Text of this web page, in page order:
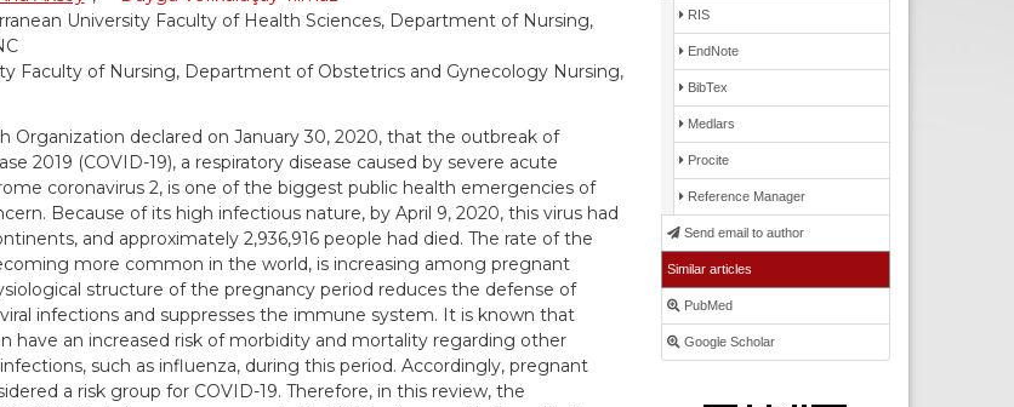
University Faculty of Health Sciences, Department of Nursing,
Faculty of Nursing, Department of Obstetrics and Gynecology Nursing,
Organization declared on January 30, 2020, that the outbreak of
2019 (COVID-19), a respiratory disease caused by severe acute
coronavirus 2, is one of the biggest public health emergencies of
Because of its high infectious nature, by April 9, 2020, this virus had
and approximately 2,936,916 people had died. The rate of the
more common in the world, is increasing among pregnant
structure of the pregnancy period reduces the defense of
infections and suppresses the immune system. It is known that
have an increased risk of morbidity and mortality regarding other
such as influenza, during this period. Accordingly, pregnant
a risk group for COVID-19. Therefore, in this review, the
RIS
EndNote
BibTex
Medlars
Procite
Reference Manager
Send email to author
Similar articles
PubMed
Google Scholar